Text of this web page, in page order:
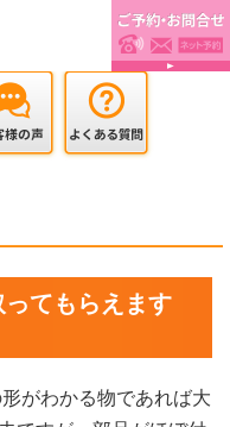
てもらえます
がわかる物であれば大